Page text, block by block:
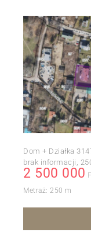
Dom + Działka
brak informacji
2 500 000
Metraż: 250 m